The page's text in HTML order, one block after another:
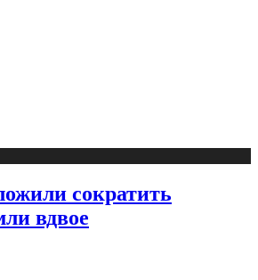
сократить
вдвое